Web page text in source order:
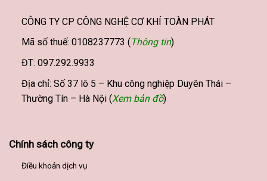
CÔNG TY CP CÔNG NGHỆ CƠ KHÍ TOÀN PHÁT
Mã số thuế: 0108237773 ( Thông tin)
ĐT: 097.292.9933
Địa chỉ: Số 37 lô 5 – Khu công nghiệp Duyên Thái –
Thường Tín – Hà Nội (Xem bản đồ)
Chính sách công ty
Điều khoản dịch vụ